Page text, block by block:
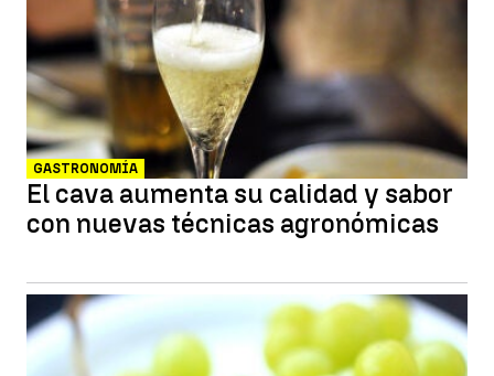
GASTRONOMÍA
El cava aumenta su calidad y sabor
con nuevas técnicas agronómicas